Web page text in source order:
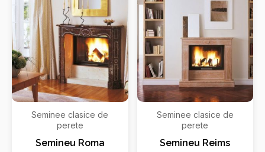
Seminee clasice de
perete
Semineu Roma
Seminee clasice de
perete
Semineu Reims